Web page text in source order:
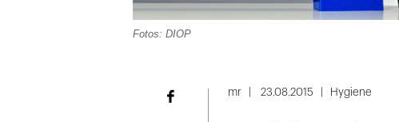
Fotos: DIOP
mr 23.08.2015 Hygiene